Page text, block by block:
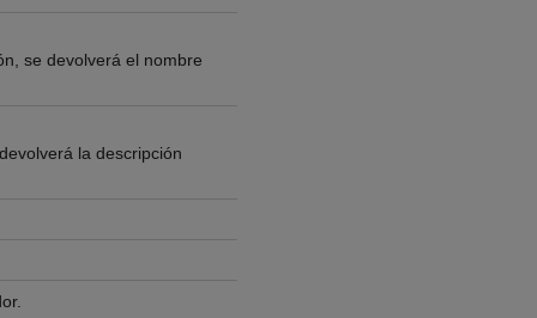
se devolverá el nombre
la descripción